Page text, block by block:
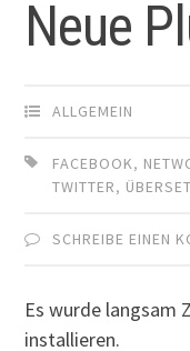
Neue
ALLGEMEIN
FACEBOOK,
TWITTER,
SCHREIBE EINEN
Es wurde langsam
installieren.